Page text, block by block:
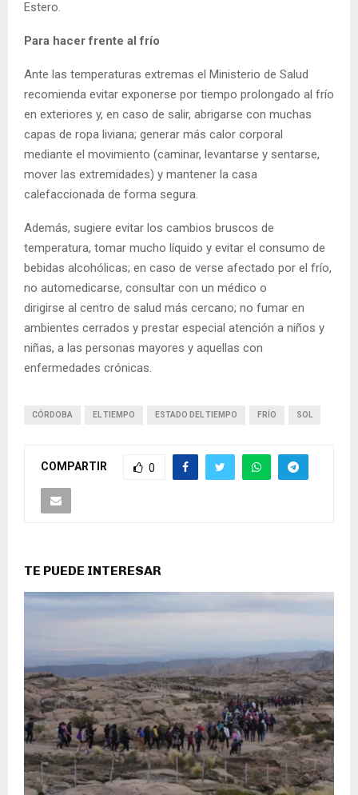
Estero.
Para hacer frente al frío
Ante las temperaturas extremas el Ministerio de Salud
recomienda evitar exponerse por tiempo prolongado al frío
en exteriores y, en caso de salir, abrigarse con muchas
capas de ropa liviana; generar más calor corporal
mediante el movimiento (caminar, levantarse y sentarse,
mover las extremidades) y mantener la casa
calefaccionada de forma segura.
Además, sugiere evitar los cambios bruscos de
temperatura, tomar mucho líquido y evitar el consumo de
bebidas alcohólicas; en caso de verse afectado por el frío,
no automedicarse, consultar con un médico o
dirigirse al centro de salud más cercano; no fumar en
ambientes cerrados y prestar especial atención a niños y
niñas, a las personas mayores y aquellas con
enfermedades crónicas.
CÓRDOBA EL TIEMPO ESTADO DEL TIEMPO FRÍO SOL
COMPARTIR 0
TE PUEDE INTERESAR